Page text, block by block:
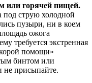
или горячей пищей.
под струю холодной
пузыри, ни в коем
ожога
требуется экстренная
помощи»
бинтом или
не присыпайте.